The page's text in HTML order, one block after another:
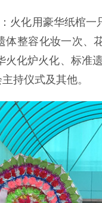
火化用豪华纸棺
整容化妆一次、
化炉火化、标准
持仪式及其他。